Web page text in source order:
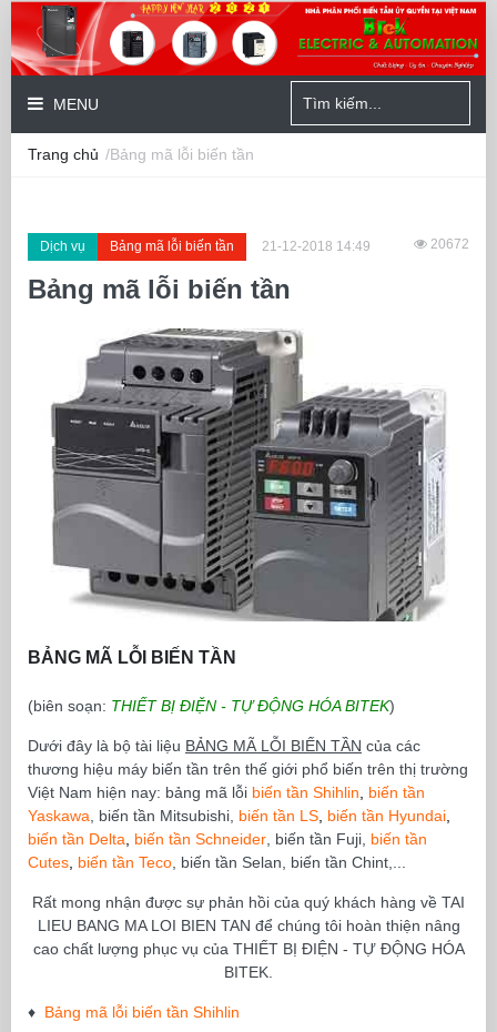
MENU
Trang chủ /Bảng mã lỗi biến tần
Dịch vụ Bảng mã lỗi biến tần 21-12-2018 14:49 20672
Bảng mã lỗi biến tần
BẢNG MÃ LỖI BIẾN TẦN
(biên soạn: THIẾT BỊ ĐIỆN - TỰ ĐỘNG HÓA BITEK)
Dưới đây là bộ tài liệu BẢNG MÃ LỖI BIẾN TẦN của các
thương hiệu máy biến tần trên thế giới phổ biến trên thị trường
Việt Nam hiện nay: bảng mã lỗi biến tần Shihlin, biến tần
Yaskawa, biến tần Mitsubishi, biến tần LS, biến tần Hyundai,
biến tần Delta, biến tần Schneider, biến tần Fuji, biến tần
Cutes, biến tần Teco, biến tần Selan, biến tần Chint,...
Rất mong nhận được sự phản hồi của quý khách hàng về TAI
LIEU BANG MA LOI BIEN TAN để chúng tôi hoàn thiện nâng
cao chất lượng phục vụ của THIẾT BỊ ĐIỆN - TỰ ĐỘNG HÓA
BITEK.
♦ Bảng mã lỗi biến tần Shihlin